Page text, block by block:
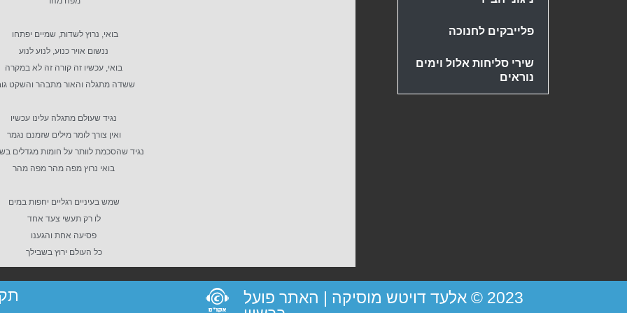
פלייבקים לחנוכה
שירי סליחות אלול וימים
נוראים
בואי, נרוץ לשדות, שמיים יפתחו
ננשום אויר כנוע, לנוע לנוע
בואי, עכשיו זה קורה זה לא במקרה
ששדה מתגלה והאור מתבהר והשקט
נגיד שעולם מתגלה עלינו עכשיו
ואין צורך לומר מילים שזמנם נגמר
נגיד שהסכמת לוותר על חומות מגדלים
בואי נרוץ מפה מהר מפה מהר
שמש בעיניים רגליים יחפות במים
לו רק תעשי צעד אחד
פסיעה אחת והגענו
כל העולם ירוץ בשבילך
2023 © אלעד דויטש מוסיקה | האתר פועל